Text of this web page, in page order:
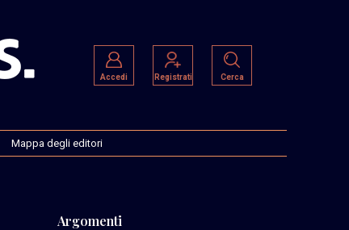
Accedi Registrati Cerca
Mappa degli editori
Argomenti